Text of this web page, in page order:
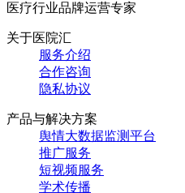
医疗行业品牌运营专家
关于医院汇
服务介绍
合作咨询
隐私协议
产品与解决方案
舆情大数据监测平台
推广服务
短视频服务
学术传播